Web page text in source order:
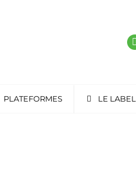
PLATEFORMES LE LABEL